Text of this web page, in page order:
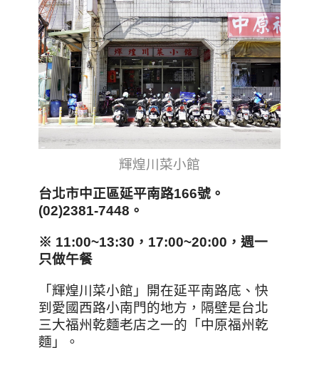
輝煌川菜小館
台北市中正區延平南路166號。
(02)2381-7448 。
※ 11:00~13:30 ，17:00~20:00 ，週一
只做午餐
「輝煌川菜小館」開在延平南路底、快
到愛國西路小南門的地方，隔壁是台北
三大福州乾麵老店之一的「中原福州乾
麵」。